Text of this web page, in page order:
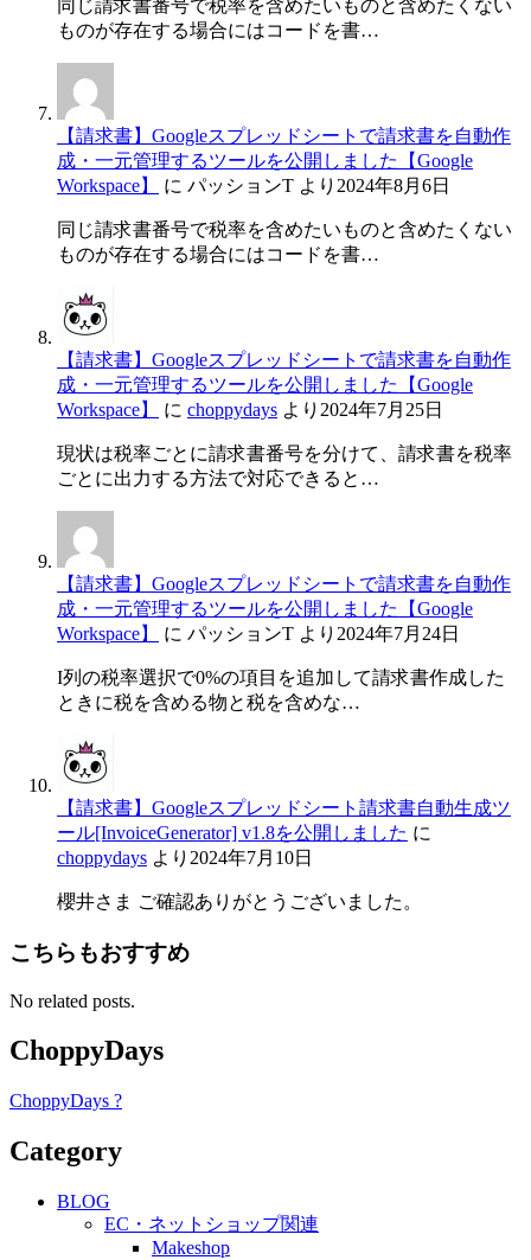
同じ請求書番号で税率を含めたいものと含めたくない
ものが存在する場合にはコードを書…
【請求書】Googleスプレッドシートで請求書を自動作
成・一元管理するツールを公開しました【Google
Workspace】
に パッションT より 2024年8月6日
同じ請求書番号で税率を含めたいものと含めたくない
ものが存在する場合にはコードを書…
【請求書】Googleスプレッドシートで請求書を自動作
成・一元管理するツールを公開しました【Google
Workspace】
に choppydays より 2024年7月25日
現状は税率ごとに請求書番号を分けて、請求書を税率
ごとに出力する方法で対応できると…
【請求書】Googleスプレッドシートで請求書を自動作
成・一元管理するツールを公開しました【Google
Workspace】
に パッションT より 2024年7月24日
I列の税率選択で0%の項目を追加して請求書作成した
ときに税を含める物と税を含めな…
【請求書】Googleスプレッドシート請求書自動生成ツ
ール[InvoiceGenerator] v1.8を公開しました に
choppydays より 2024年7月10日
櫻井さま ご確認ありがとうございました。
こちらもおすすめ
No related posts.
ChoppyDays
ChoppyDays ?
Category
BLOG
EC・ネットショップ関連
Makeshop